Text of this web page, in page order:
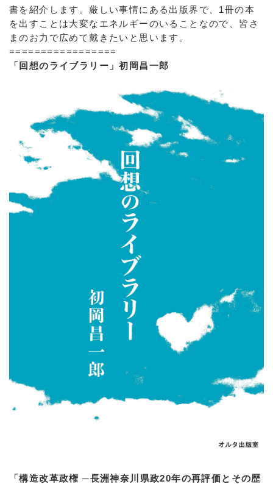
書を紹介します。厳しい事情にある出版界で、1冊の本
を出すことは大変なエネルギーのいることなので、皆さ
まのお力で広めて戴きたいと思います。
=================
「回想のライブラリー」初岡昌一郎
「構造改革政権 ─長洲神奈川県政20年の再評価とその歴